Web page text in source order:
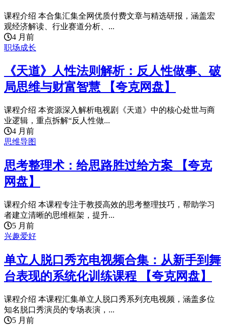
课程介绍 本合集汇集全网优质付费文章与精选研报，涵盖宏
观经济解读、行业赛道分析、...
4 月前
职场成长
《天道》人性法则解析：反人性做事、破
局思维与财富智慧 【夸克网盘】
课程介绍 本资源深入解析电视剧《天道》中的核心处世与商
业逻辑，重点拆解“反人性做...
4 月前
思维导图
思考整理术：给思路胜过给方案 【夸克
网盘】
课程介绍 本课程专注于教授高效的思考整理技巧，帮助学习
者建立清晰的思维框架，提升...
5 月前
兴趣爱好
单立人脱口秀充电视频合集：从新手到舞
台表现的系统化训练课程 【夸克网盘】
课程介绍 本课程汇集单立人脱口秀系列充电视频，涵盖多位
知名脱口秀演员的专场表演，...
5 月前